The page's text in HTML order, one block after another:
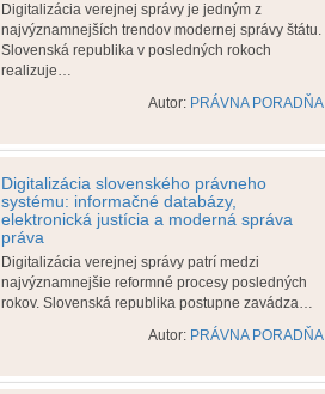
Digitalizácia verejnej správy je jedným z
najvýznamnejších trendov modernej správy štátu.
Slovenská republika v posledných rokoch
realizuje…
Autor: PRÁVNA PORADŇA
Digitalizácia slovenského právneho
systému: informačné databázy,
elektronická justícia a moderná správa
práva
Digitalizácia verejnej správy patrí medzi
najvýznamnejšie reformné procesy posledných
rokov. Slovenská republika postupne zavádza…
Autor: PRÁVNA PORADŇA